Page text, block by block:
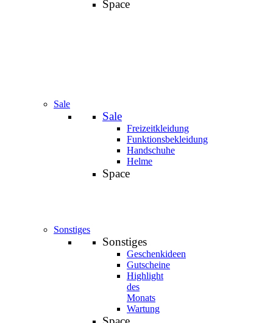
Space
Sale
Sale
Freizeitkleidung
Funktionsbekleidung
Handschuhe
Helme
Space
Sonstiges
Sonstiges
Geschenkideen
Gutscheine
Highlight
des
Monats
Wartung